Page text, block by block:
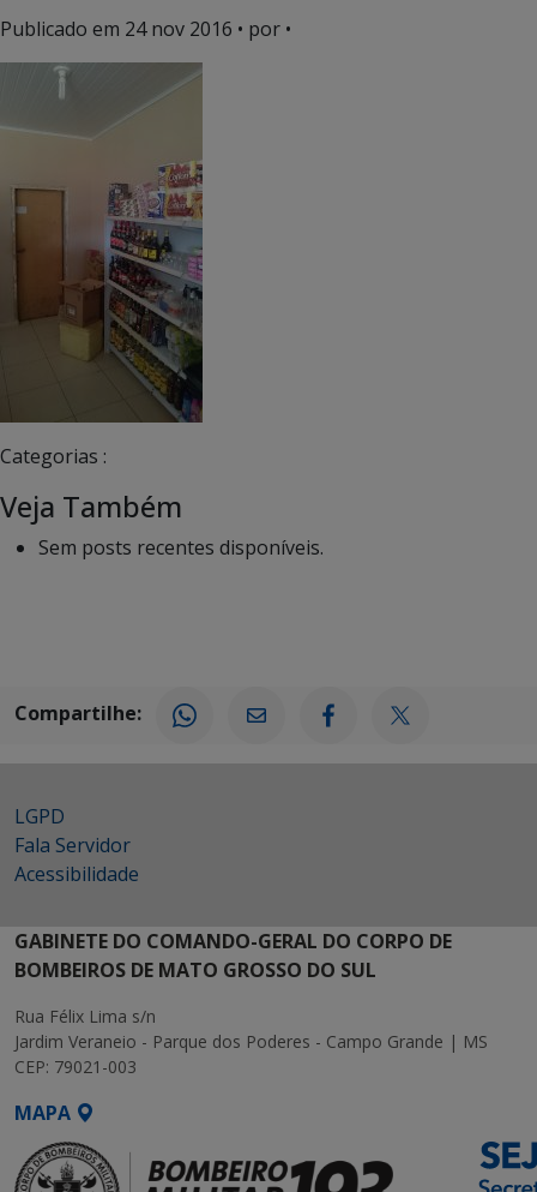
Publicado em 24 nov 2016 • por •
Categorias :
Veja Também
Sem posts recentes disponíveis.
Compartilhe:
LGPD
Fala Servidor
Acessibilidade
GABINETE DO COMANDO-GERAL DO CORPO DE
BOMBEIROS DE MATO GROSSO DO SUL
Rua Félix Lima s/n
Jardim Veraneio - Parque dos Poderes - Campo Grande | MS
CEP: 79021-003
MAPA